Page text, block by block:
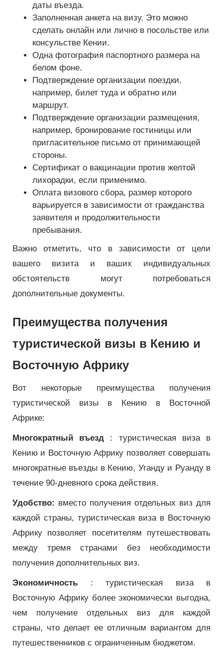
даты въезда.
Заполненная анкета на визу. Это можно
сделать онлайн или лично в посольстве или
консульстве Кении.
Одна фотография паспортного размера на
белом фоне.
Подтверждение организации поездки,
например, билет туда и обратно или
маршрут.
Подтверждение организации размещения,
например, бронирование гостиницы или
пригласительное письмо от принимающей
стороны.
Сертификат о вакцинации против желтой
лихорадки, если применимо.
Оплата визового сбора, размер которого
варьируется в зависимости от гражданства
заявителя и продолжительности
пребывания.
Важно отметить, что в зависимости от цели
вашего визита и ваших индивидуальных
обстоятельств могут потребоваться
дополнительные документы.
Преимущества получения
туристической визы в Кению и
Восточную Африку
Вот некоторые преимущества получения
туристической визы в Кению в Восточной
Африке:
Многократный въезд : туристическая виза в
Кению и Восточную Африку позволяет совершать
многократные въезды в Кению, Уганду и Руанду в
течение 90-дневного срока действия.
Удобство: вместо получения отдельных виз для
каждой страны, туристическая виза в Восточную
Африку позволяет посетителям путешествовать
между тремя странами без необходимости
получения дополнительных виз.
Экономичность : туристическая виза в
Восточную Африку более экономически выгодна,
чем получение отдельных виз для каждой
страны, что делает ее отличным вариантом для
путешественников с ограниченным бюджетом.